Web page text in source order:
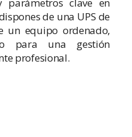
de una UPS de
un equipo ordenado,
para una gestión
profesional.